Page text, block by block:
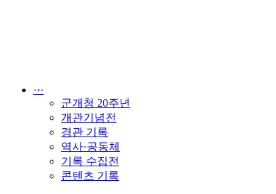
···
군개청 20주년
개관기념전
경관 기록
역사·공동체
기록 수집전
콘텐츠 기록